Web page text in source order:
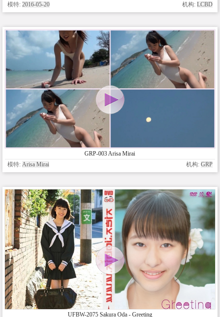
模特: 2016-05-20 机构: LCBD
GRP-003 Arisa Mirai
模特: Arisa Mirai 机构: GRP
UFBW-2075 Sakura Oda - Greeting